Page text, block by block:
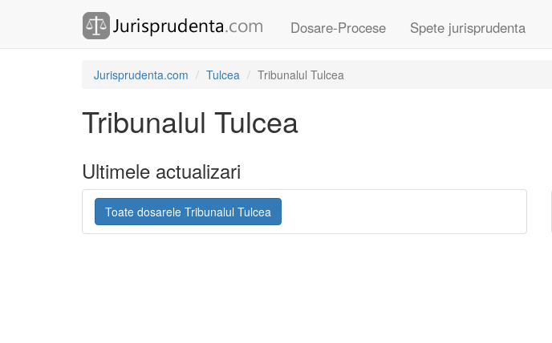
Dosare-Procese Spete jurisprudenta
Jurisprudenta.com Tulcea Tribunalul Tulcea
Tribunalul Tulcea
Ultimele actualizari
Toate dosarele Tribunalul Tulcea